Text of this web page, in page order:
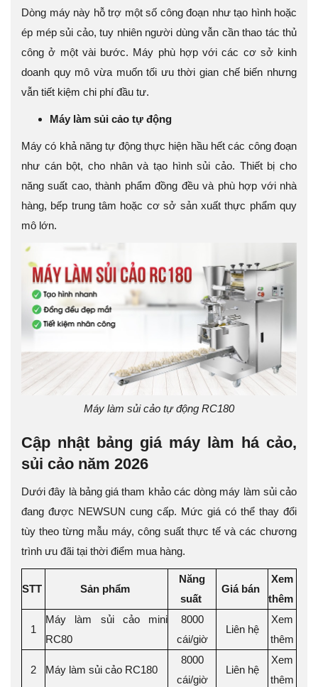
Dòng máy này hỗ trợ một số công đoạn như tạo hình hoặc
ép mép sủi cảo, tuy nhiên người dùng vẫn cần thao tác thủ
công ở một vài bước. Máy phù hợp với các cơ sở kinh
doanh quy mô vừa muốn tối ưu thời gian chế biến nhưng
vẫn tiết kiệm chi phí đầu tư.
Máy làm sủi cảo tự động
Máy có khả năng tự động thực hiện hầu hết các công đoạn
như cán bột, cho nhân và tạo hình sủi cảo. Thiết bị cho
năng suất cao, thành phẩm đồng đều và phù hợp với nhà
hàng, bếp trung tâm hoặc cơ sở sản xuất thực phẩm quy
mô lớn.
Máy làm sủi cảo tự động RC180
Cập nhật bảng giá máy làm há cảo,
sủi cảo năm 2026
Dưới đây là bảng giá tham khảo các dòng máy làm sủi cảo
đang được NEWSUN cung cấp. Mức giá có thể thay đổi
tùy theo từng mẫu máy, công suất thực tế và các chương
trình ưu đãi tại thời điểm mua hàng.
STT Sản phẩm
Năng
suất
Giá bán
Xem
thêm
1
Máy làm sủi cảo mini
RC80
8000
cái/giờ
Liên hệ
Xem
thêm
2 Máy làm sủi cảo RC180
8000
cái/giờ
Liên hệ
Xem
thêm